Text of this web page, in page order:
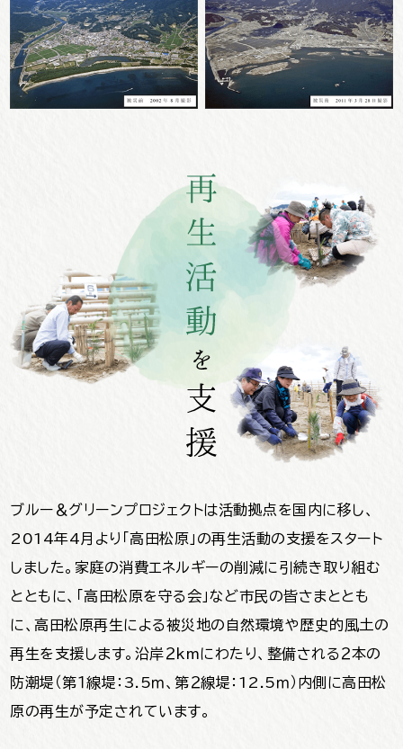
ブルー＆グリーンプロジェクトは活動拠点を国内に移し、
2014年4月より 「高田松原」の再生活動の支援をスタート
しました。 家庭の消費エネルギーの削減に引続き取り組む
とともに、 「高田松原を守る会」など市民の皆さまととも
に、高田松原再生による被災地の自然環境や歴史的風土の
再生を支援します。 沿岸２kmにわたり、整備される２本の
防潮堤（第１線堤：3.5ｍ、第２線堤：12.5ｍ）内側に高田松
原の再生が予定されています。